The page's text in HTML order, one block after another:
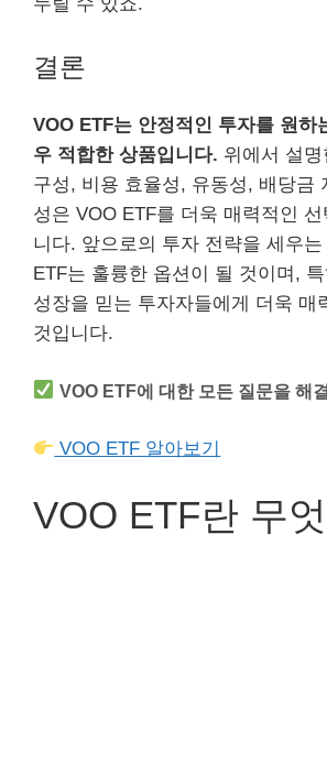
결론
VOO ETF는 안정적인 투자를 원하
우 적합한 상품입니다. 위에서 설
구성, 비용 효율성, 유동성, 배당금
성은 VOO ETF를 더욱 매력적인
니다. 앞으로의 투자 전략을 세우
ETF는 훌륭한 옵션이 될 것이며,
성장을 믿는 투자자들에게 더욱 매
것입니다.
VOO ETF에 대한 모든 질문을 해
VOO ETF 알아보기
VOO ETF란 무